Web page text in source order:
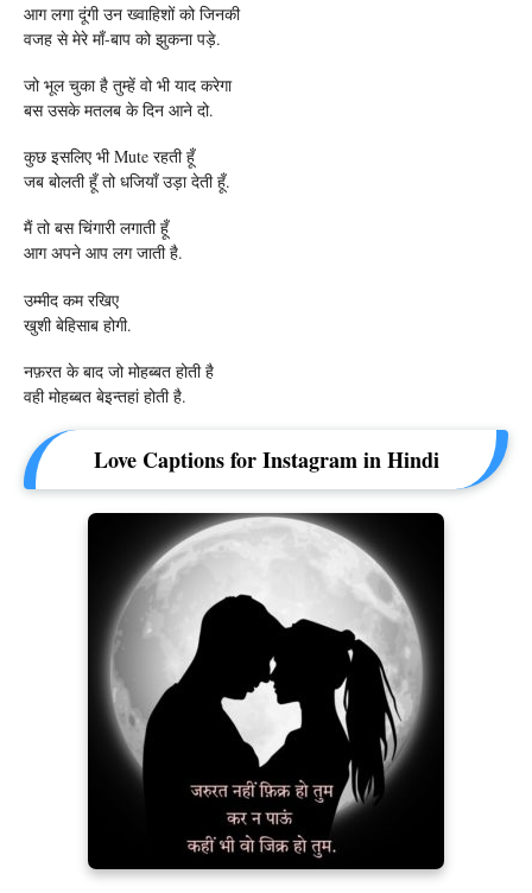
आग लगा दूंगी उन ख्वाहिशों को जिनकी
वजह से मेरे माँ-बाप को झुकना पड़े.
जो भूल चुका है तुम्हें वो भी याद करेगा
बस उसके मतलब के दिन आने दो.
कुछ इसलिए भी Mute रहती हूँ
जब बोलती हूँ तो धजियाँ उड़ा देती हूँ.
मैं तो बस चिंगारी लगाती हूँ
आग अपने आप लग जाती है.
उम्मीद कम रखिए
खुशी बेहिसाब होगी.
नफ़रत के बाद जो मोहब्बत होती है
वही मोहब्बत बेइन्तहां होती है.
Love Captions for Instagram in Hindi